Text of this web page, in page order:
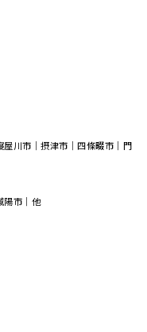
川市｜摂津市｜四條畷市｜門
陽市｜他